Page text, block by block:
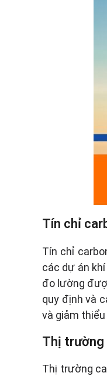
Tín chỉ
Tín chỉ
các dự án
đo lường
quy định và
và giảm
Thị trường
Thị trường